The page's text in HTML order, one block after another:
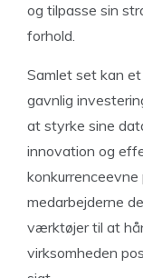
og tilpasse sin
forhold.
Samlet set kan
gavnlig
at styrke sine
innovation og
medarbejderne
værktøjer til at
virksomheden